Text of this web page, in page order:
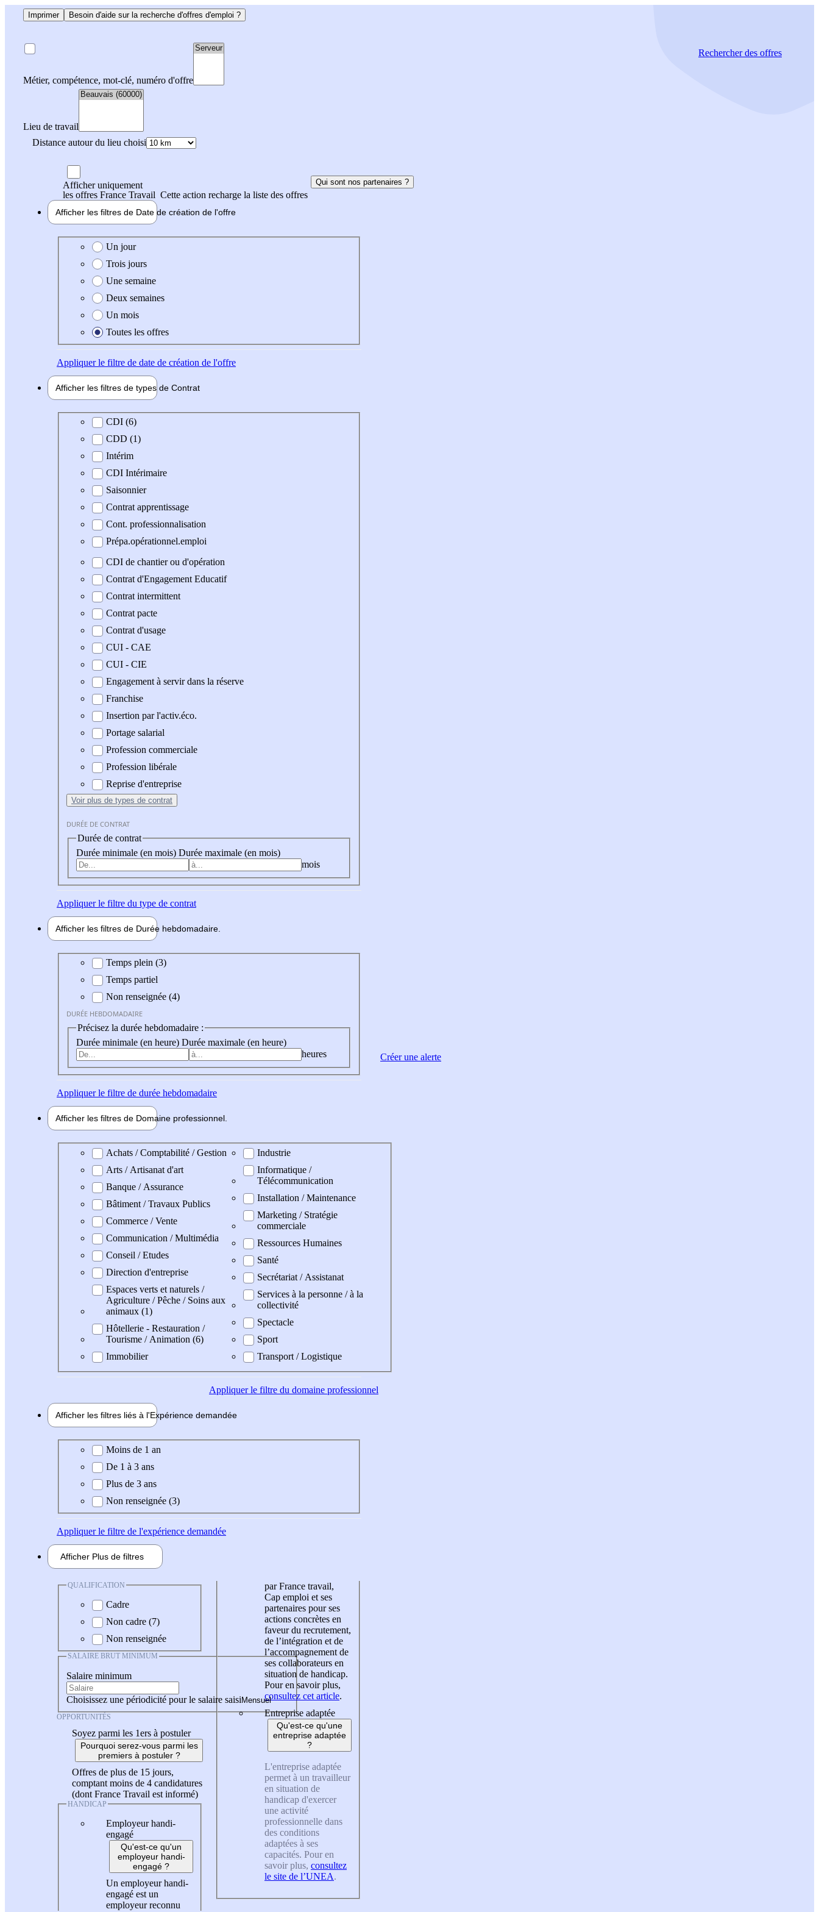
Imprimer Besoin d'aide sur la recherche d'offres d'emploi ?
Métier, compétence, mot-clé, numéro d'offre
Lieu de travail
Distance autour du lieu choisi
Rechercherdes offres
Afficher uniquement
les offres France Travail Cette action recharge la liste des offres
Qui sont nos partenaires ?
Afficher les filtres de Date de création de l'offre
Date de création de l'offre
Un jour
Trois jours
Une semaine
Deux semaines
Un mois
Toutes les offres
Appliquerle filtre de date de création de l'offre
Afficher les filtres de types de Contrat
Type de contrat
CDI (6)
CDD (1)
Intérim
CDI Intérimaire
Saisonnier
Contrat apprentissage
Cont. professionnalisation
Prépa.opérationnel.emploi
CDI de chantier ou d'opération
Contrat d'Engagement Educatif
Contrat intermittent
Contrat pacte
Contrat d'usage
CUI - CAE
CUI - CIE
Engagement à servir dans la réserve
Franchise
Insertion par l'activ.éco.
Portage salarial
Profession commerciale
Profession libérale
Reprise d'entreprise
Voir plus de types de contrat
DURÉE DE CONTRAT
Durée de contrat
Durée minimale (en mois) Durée maximale (en mois)
mois
Appliquerle filtre du type de contrat
Afficher les filtres de Durée hebdomadaire
Durée hebdomadaire
Temps plein (3)
Temps partiel
Non renseignée (4)
DURÉE HEBDOMADAIRE
Précisez la durée hebdomadaire :
Durée minimale (en heure) Durée maximale (en heure)
heures
Appliquerle filtre de durée hebdomadaire
Afficher les filtres de Domaine professionnel
Domaine professionel
Achats / Comptabilité / Gestion
Arts / Artisanat d'art
Banque / Assurance
Bâtiment / Travaux Publics
Commerce / Vente
Communication / Multimédia
Conseil / Etudes
Direction d'entreprise
Espaces verts et naturels /
Agriculture / Pêche / Soins aux
animaux (1)
Hôtellerie - Restauration /
Tourisme / Animation (6)
Immobilier
Industrie
Informatique /
Télécommunication
Installation / Maintenance
Marketing / Stratégie
commerciale
Ressources Humaines
Santé
Secrétariat / Assistanat
Services à la personne / à la
collectivité
Spectacle
Sport
Transport / Logistique
Appliquerle filtre du domaine professionnel
Afficher les filtres liés à l'Expérience demandée
Expérience demandée
Moins de 1 an
De 1 à 3 ans
Plus de 3 ans
Non renseignée (3)
Appliquerle filtre de l'expérience demandée
Afficher Plus de filtres
QUALIFICATION
Cadre
Non cadre (7)
Non renseignée
SALAIRE BRUT MINIMUM
Salaire minimum
Choisissez une périodicité pour le salaire saisi
OPPORTUNITÉS
Soyez parmi les 1ers à postuler
Pourquoi serez-vous parmi les
premiers à postuler ?
Offres de plus de 15 jours,
comptant moins de 4 candidatures
(dont France Travail est informé)
HANDICAP
Employeur handi-
engagé
Qu'est-ce qu'un
employeur handi-
engagé ?
Un employeur handi-
engagé est un
employeur reconnu
par France travail,
Cap emploi et ses
partenaires pour ses
actions concrètes en
faveur du recrutement,
de l’intégration et de
l’accompagnement de
ses collaborateurs en
situation de handicap.
Pour en savoir plus,
consultez cet article.
Entreprise adaptée
Qu'est-ce qu'une
entreprise adaptée
?
L'entreprise adaptée
permet à un travailleur
en situation de
handicap d'exercer
une activité
professionnelle dans
des conditions
adaptées à ses
capacités. Pour en
savoir plus, consultez
le site de l’UNEA.
Créer une alerte